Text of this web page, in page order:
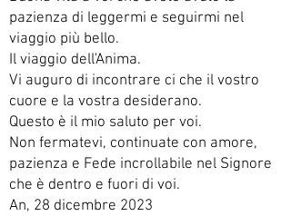
pazienza di leggermi e seguirmi nel
viaggio più bello.
Il viaggio dell'Anima.
Vi auguro di incontrare ci che il vostro
cuore e la vostra desiderano.
Questo è il mio saluto per voi.
Non fermatevi, continuate con amore,
pazienza e Fede incrollabile nel Signore
che è dentro e fuori di voi.
An, 28 dicembre 2023